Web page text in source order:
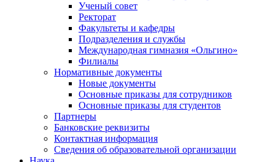
Ученый совет
Ректорат
Факультеты и кафедры
Подразделения и службы
Международная гимназия «Ольгино»
Филиалы
Нормативные документы
Новые документы
Основные приказы для сотрудников
Основные приказы для студентов
Партнеры
Банковские реквизиты
Контактная информация
Сведения об образовательной организации